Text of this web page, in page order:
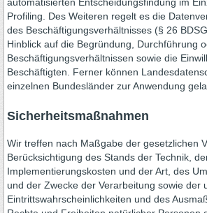
Profiling. Des Weiteren regelt es die
des Beschäftigungsverhältnisses (§ 26
Hinblick auf die Begründung, Durchführung
Beschäftigungsverhältnissen sowie die
Beschäftigten. Ferner können
einzelnen Bundesländer zur Anwendung
Sicherheitsmaßnahmen
Wir treffen nach Maßgabe der gesetzlichen
Berücksichtigung des Stands der Technik,
Implementierungskosten und der Art, des
und der Zwecke der Verarbeitung sowie der
Eintrittswahrscheinlichkeiten und des